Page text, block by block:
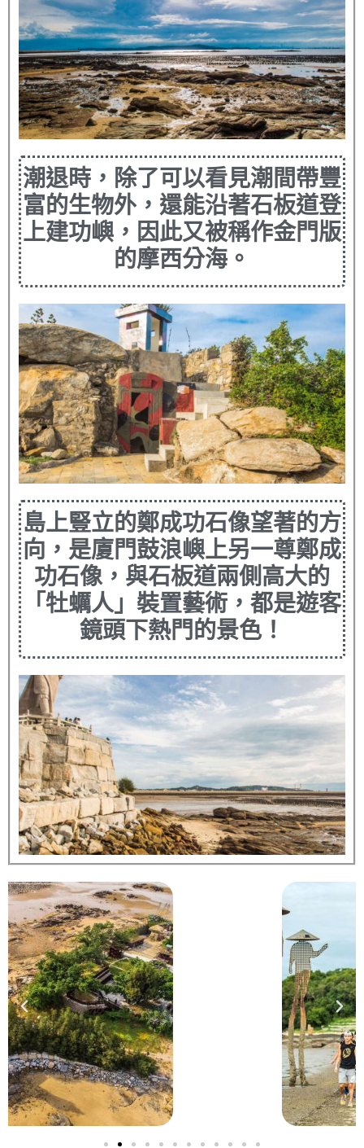
潮退時，除了可以看見潮間帶豐
富的生物外，還能沿著石板道登
上建功嶼，因此又被稱作金門版
的摩西分海。
島上豎立的鄭成功石像望著的方
向，是廈門鼓浪嶼上另一尊鄭成
功石像，與石板道兩側高大的
「牡蠣人」裝置藝術，都是遊客
鏡頭下熱門的景色！